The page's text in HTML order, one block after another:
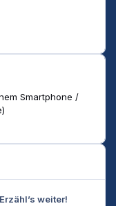
Smartphone /
weiter!